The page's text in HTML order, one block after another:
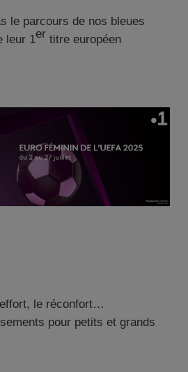
le parcours de nos bleues
leur 1er titre européen
le réconfort…
pour petits et grands